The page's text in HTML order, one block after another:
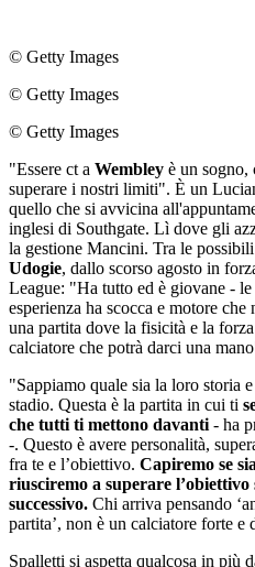
© Getty Images
© Getty Images
© Getty Images
"Essere ct a Wembley è un sogno,
superare i nostri limiti". È un
quello che si avvicina
inglesi di Southgate. Lì dove gli
la gestione Mancini. Tra le
Udogie, dallo scorso agosto in
League: "Ha tutto ed è giovane - le
esperienza ha scocca e motore
una partita dove la fisicità e la
calciatore che potrà darci una
"Sappiamo quale sia la loro storia
stadio. Questa è la partita in cui ti
che tutti ti mettono davanti - ha
-. Questo è avere personalità,
fra te e l’obiettivo. Capiremo se
riusciremo a superare l’obiettivo
successivo. Chi arriva pensando
partita’, non è un calciatore forte e
Spalletti si aspetta qualcosa in più